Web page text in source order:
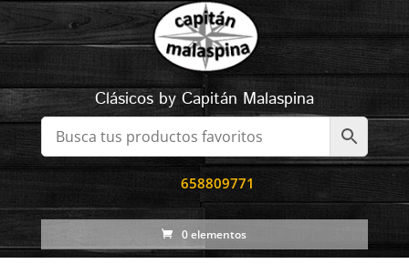
Clásicos by Capitán Malaspina
658809771
0 elementos